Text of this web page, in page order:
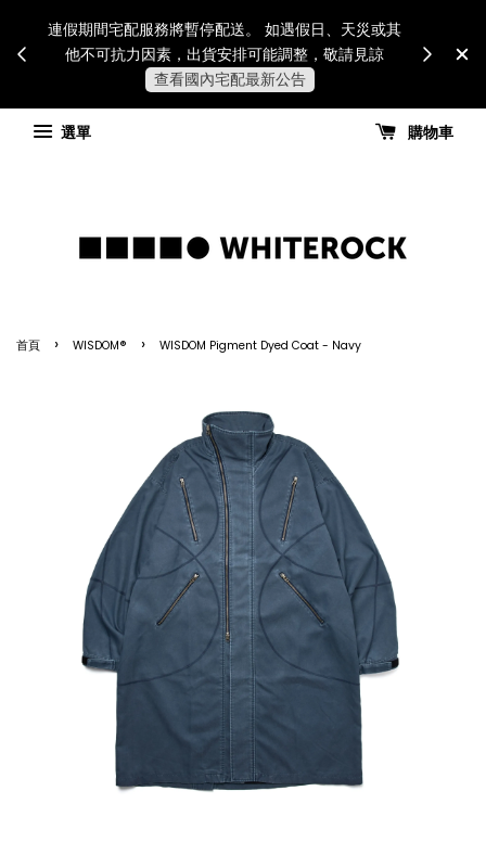
連假期間宅配服務將暫停配送。 如遇假日、天災或其
他不可抗力因素，出貨安排可能調整，敬請見諒
查看國內宅配最新公告
for all
國
選單
購物車
首頁 › WISDOM® › WISDOM Pigment Dyed Coat - Navy